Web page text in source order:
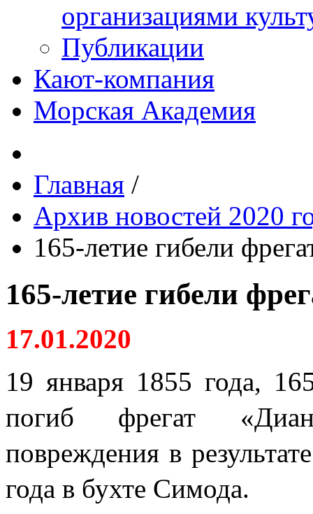
организациями
Публикации
Кают-компания
Морская Академия
Главная /
Архив новостей 2020
165-летие гибели
165-летие гибели
17.01.2020
19 января 1855 года,
погиб фрегат
повреждения в
года в бухте Симода.